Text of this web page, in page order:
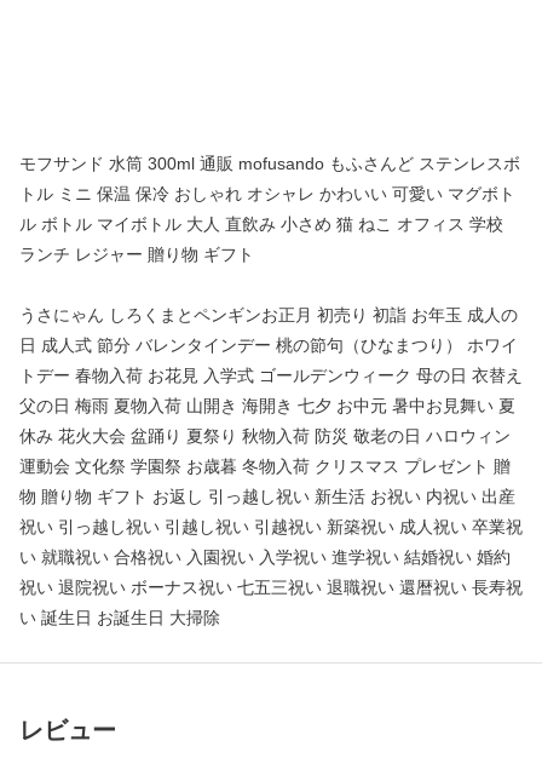
モフサンド 水筒 300ml 通販 mofusando もふさんど ステンレスボ
トル ミニ 保温 保冷 おしゃれ オシャレ かわいい 可愛い マグボト
ル ボトル マイボトル 大人 直飲み 小さめ 猫 ねこ オフィス 学校
ランチ レジャー 贈り物 ギフト
うさにゃん しろくまとペンギンお正月 初売り 初詣 お年玉 成人の
日 成人式 節分 バレンタインデー 桃の節句（ひなまつり） ホワイ
トデー 春物入荷 お花見 入学式 ゴールデンウィーク 母の日 衣替え
父の日 梅雨 夏物入荷 山開き 海開き 七夕 お中元 暑中お見舞い 夏
休み 花火大会 盆踊り 夏祭り 秋物入荷 防災 敬老の日 ハロウィン
運動会 文化祭 学園祭 お歳暮 冬物入荷 クリスマス プレゼント 贈
物 贈り物 ギフト お返し 引っ越し祝い 新生活 お祝い 内祝い 出産
祝い 引っ越し祝い 引越し祝い 引越祝い 新築祝い 成人祝い 卒業祝
い 就職祝い 合格祝い 入園祝い 入学祝い 進学祝い 結婚祝い 婚約
祝い 退院祝い ボーナス祝い 七五三祝い 退職祝い 還暦祝い 長寿祝
い 誕生日 お誕生日 大掃除
レビュー